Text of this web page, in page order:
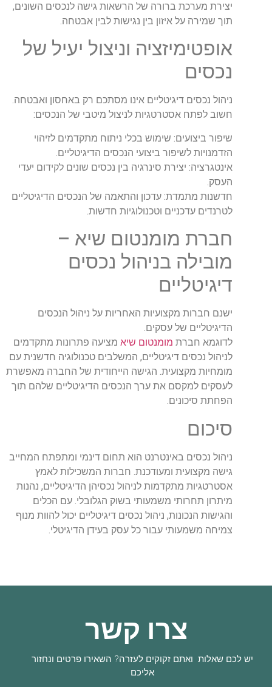
יצירת מערכת ברורה של הרשאות גישה לנכסים השונים,
תוך שמירה על איזון בין נגישות לבין אבטחה.
אופטימיזציה וניצול יעיל של
נכסים
ניהול נכסים דיגיטליים אינו מסתכם רק באחסון ואבטחה.
חשוב לפתח אסטרטגיות לניצול מיטבי של הנכסים:
שיפור ביצועים: שימוש בכלי ניתוח מתקדמים לזיהוי
הזדמנויות לשיפור ביצועי הנכסים הדיגיטליים.
אינטגרציה: יצירת סינרגיה בין נכסים שונים לקידום יעדי
העסק.
חדשנות מתמדת: עדכון והתאמה של הנכסים הדיגיטליים
לטרנדים עדכניים וטכנולוגיות חדשות.
חברת מומנטום שיא –
מובילה בניהול נכסים
דיגיטליים
ישנם חברות מקצועיות האחריות על ניהול הנכסים
הדיגיטליים של עסקים.
לדוגמא חברת מומנטום שיא מציעה פתרונות מתקדמים
לניהול נכסים דיגיטליים, המשלבים טכנולוגיה חדשנית עם
מומחיות מקצועית. הגישה הייחודית של החברה מאפשרת
לעסקים למקסם את ערך הנכסים הדיגיטליים שלהם תוך
הפחתת סיכונים.
סיכום
ניהול נכסים באינטרנט הוא תחום דינמי ומתפתח המחייב
גישה מקצועית ומעודכנת. חברות המשכילות לאמץ
אסטרטגיות מתקדמות לניהול נכסיהן הדיגיטליים, נהנות
מיתרון תחרותי משמעותי בשוק הגלובלי. עם הכלים
והגישות הנכונות, ניהול נכסים דיגיטליים יכול להוות מנוף
צמיחה משמעותי עבור כל עסק בעידן הדיגיטלי.
צרו קשר
יש לכם שאלות ואתם זקוקים לעזרה? השאירו פרטים ונחזור
אליכם